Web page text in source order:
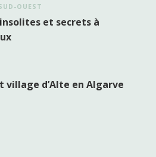
OUEST
et secrets à
village d’Alte en Algarve